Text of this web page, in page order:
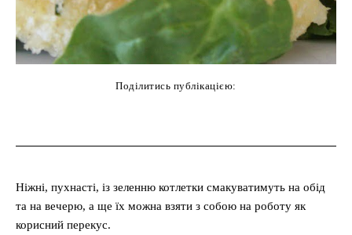
Поділитись публікацією:
Ніжні, пухнасті, із зеленню котлетки смакуватимуть на обід
та на вечерю, а ще їх можна взяти з собою на роботу як
корисний перекус.